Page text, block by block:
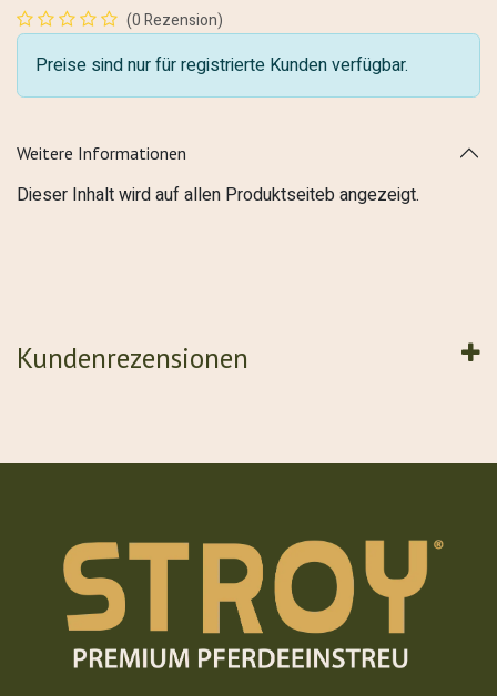
(0 Rezension)
Preise sind nur für registrierte Kunden verfügbar.
Weitere Informationen
Dieser Inhalt wird auf allen Produktseiteb angezeigt.
Kundenrezensionen